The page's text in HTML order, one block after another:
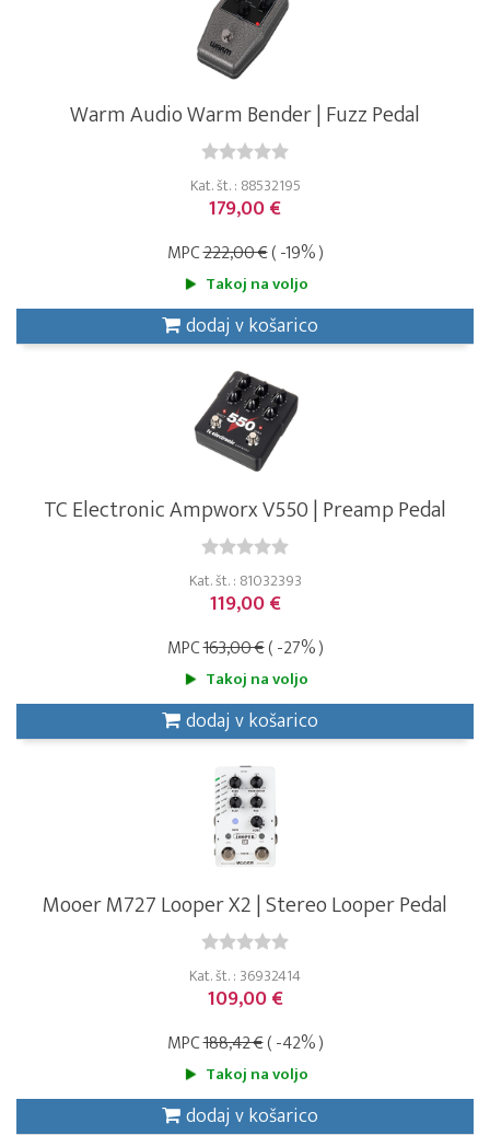
Warm Audio Warm Bender | Fuzz Pedal
Kat. št. : 88532195
179,00 €
MPC222,00 €( -19% )
Takoj na voljo
dodaj v košarico
TC Electronic Ampworx V550 | Preamp Pedal
Kat. št. : 81032393
119,00 €
MPC163,00 €( -27% )
Takoj na voljo
dodaj v košarico
Mooer M727 Looper X2 | Stereo Looper Pedal
Kat. št. : 36932414
109,00 €
MPC188,42 €( -42% )
Takoj na voljo
dodaj v košarico